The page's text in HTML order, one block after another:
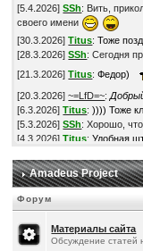
[5.4.2026]SSh: Вить,
своего имени
[30.3.2026]Titus:Тоже
[28.3.2026]SSh: Сегодня
[21.3.2026]Titus:Федор)
[20.3.2026]~=LfD=~:
[6.3.2026]Titus:)))) Тоже
[5.3.2026]SSh: Хорошо,
[4.3.2026]Titus:Удобная
[28.2.2026]Titus:По ценам
[28.2.2026]Titus:
[28.2.2026
[28.2.2026]SSh: Кстати,
[28.2.2026
: Нет,
[22.2.2026]Titus:Супер!
Amadeus Project
Форум
Материалы сайта
Обсуждение статей